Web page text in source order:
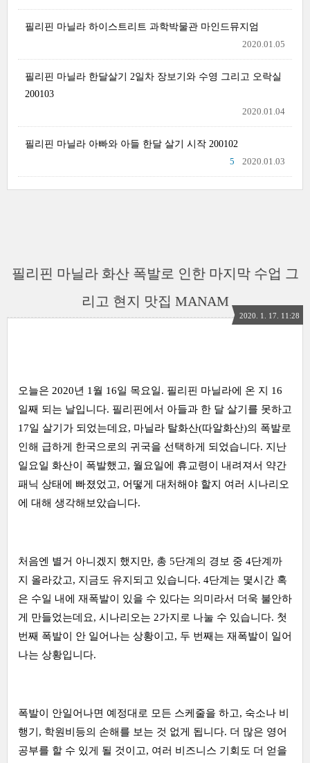
필리핀 마닐라 하이스트리트 과학박물관 마인드뮤지엄
2020.01.05
필리핀 마닐라 한달살기 2일차 장보기와 수영 그리고 오락실
200103
2020.01.04
필리핀 마닐라 아빠와 아들 한달 살기 시작 200102
2020.01.03
5
필리핀 마닐라 화산 폭발로 인한 마지막 수업 그
리고 현지 맛집 MANAM
2020. 1. 17. 11:28
오늘은 2020년 1월 16일 목요일. 필리핀 마닐라에 온 지 16
일째 되는 날입니다. 필리핀에서 아들과 한 달 살기를 못하고
17일 살기가 되었는데요, 마닐라 탈화산(따알화산)의 폭발로
인해 급하게 한국으로의 귀국을 선택하게 되었습니다. 지난
일요일 화산이 폭발했고, 월요일에 휴교령이 내려져서 약간
패닉 상태에 빠졌었고, 어떻게 대처해야 할지 여러 시나리오
에 대해 생각해보았습니다.
처음엔 별거 아니겠지 했지만, 총 5단계의 경보 중 4단계까
지 올라갔고, 지금도 유지되고 있습니다. 4단계는 몇시간 혹
은 수일 내에 재폭발이 있을 수 있다는 의미라서 더욱 불안하
게 만들었는데요, 시나리오는 2가지로 나눌 수 있습니다. 첫
번째 폭발이 안 일어나는 상황이고, 두 번째는 재폭발이 일어
나는 상황입니다.
폭발이 안일어나면 예정대로 모든 스케줄을 하고, 숙소나 비
행기, 학원비등의 손해를 보는 것 없게 됩니다. 더 많은 영어
공부를 할 수 있게 될 것이고, 여러 비즈니스 기회도 더 얻을